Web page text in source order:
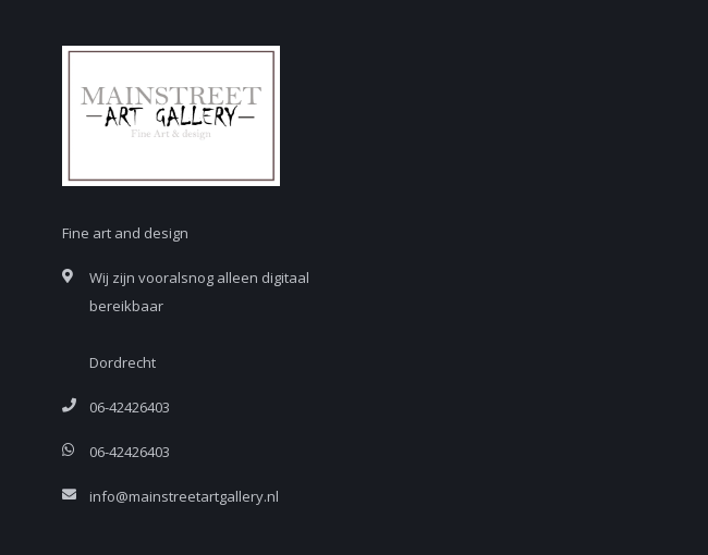
Fine art and design
Wij zijn vooralsnog alleen digitaal
bereikbaar
Dordrecht
06-42426403
06-42426403
info@mainstreetartgallery.nl